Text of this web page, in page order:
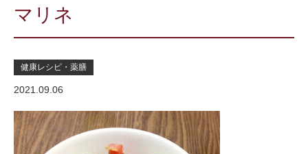
マリネ
健康レシピ・薬膳
2021.09.06